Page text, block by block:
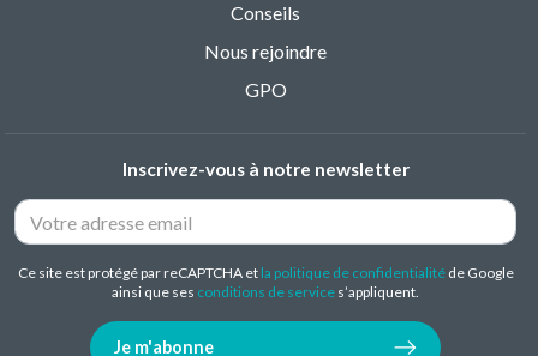
Conseils
Nous rejoindre
GPO
Inscrivez-vous à notre newsletter
Ce site est protégé par reCAPTCHA et la politique de confidentialitéde Google
ainsi que ses conditions de service s’appliquent.
Je m'abonne